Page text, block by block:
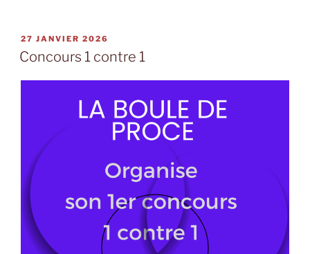
PUBLIÉ
LE
27 JANVIER 2026
Concours 1 contre 1